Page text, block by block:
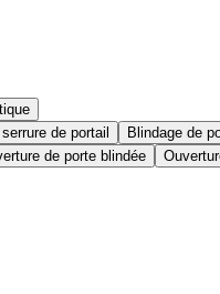
de portail Blindage de
de porte blindée